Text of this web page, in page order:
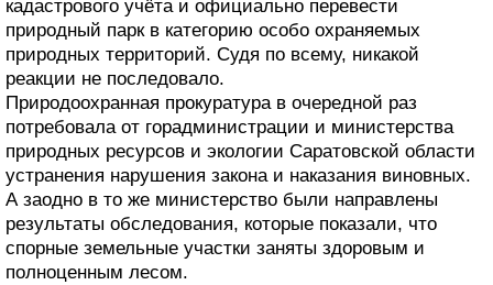
кадастрового учёта и официально перевести
природный парк в категорию особо охраняемых
природных территорий. Судя по всему, никакой
реакции не последовало.
Природоохранная прокуратура в очередной раз
потребовала от горадминистрации и министерства
природных ресурсов и экологии Саратовской области
устранения нарушения закона и наказания виновных.
А заодно в то же министерство были направлены
результаты обследования, которые показали, что
спорные земельные участки заняты здоровым и
полноценным лесом.